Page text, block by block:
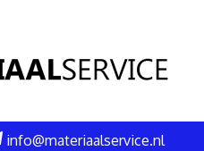
info@materiaalservice.nl